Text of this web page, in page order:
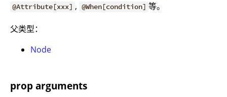
@Attribute[xxx] , @When[condition] 等。
父类型：
Node
prop arguments